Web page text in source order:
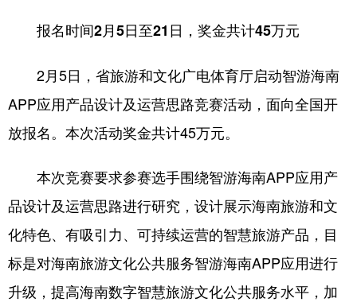
报名时间2月5日至21日，奖金共计45万元
2月5日，省旅游和文化广电体育厅启动智游海南
APP应用产品设计及运营思路竞赛活动，面向全国开
放报名。本次活动奖金共计45万元。
本次竞赛要求参赛选手围绕智游海南APP应用产
品设计及运营思路进行研究，设计展示海南旅游和文
化特色、有吸引力、可持续运营的智慧旅游产品，目
标是对海南旅游文化公共服务智游海南APP应用进行
升级，提高海南数字智慧旅游文化公共服务水平，加